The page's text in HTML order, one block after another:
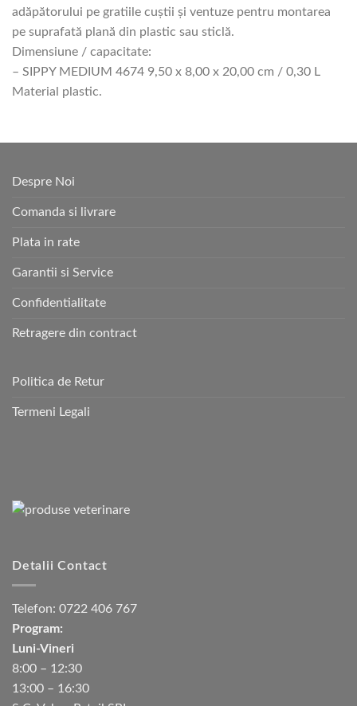
adăpătorului pe gratiile cuştii şi ventuze pentru montarea
pe suprafată plană din plastic sau sticlă.
Dimensiune / capacitate:
– SIPPY MEDIUM 4674 9,50 x 8,00 x 20,00 cm / 0,30 L
Material plastic.
Despre Noi
Comanda si livrare
Plata in rate
Garantii si Service
Confidentialitate
Retragere din contract
Politica de Retur
Termeni Legali
Detalii Contact
Telefon: 0722 406 767
Program:
Luni-Vineri
8:00 – 12:30
13:00 – 16:30